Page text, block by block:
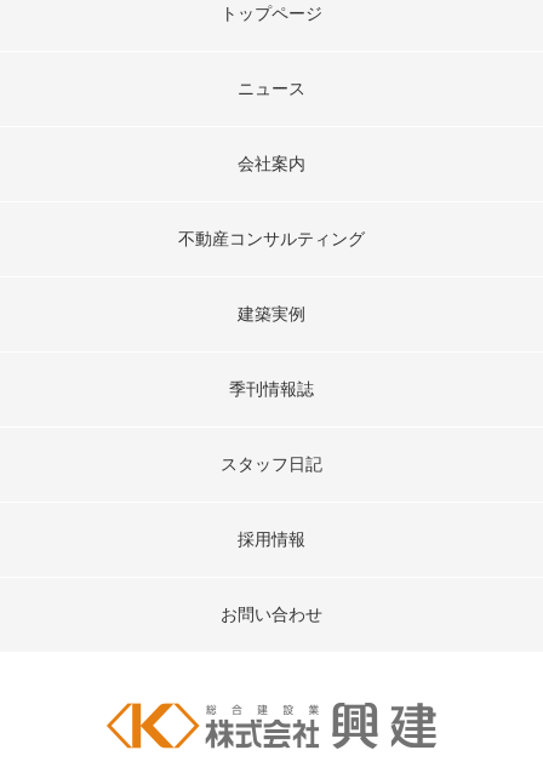
トップページ
ニュース
会社案内
不動産コンサルティング
建築実例
季刊情報誌
スタッフ日記
採用情報
お問い合わせ